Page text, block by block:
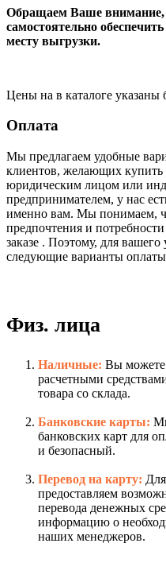
Обращаем Ваше внимание,
самостоятельно
месту выгрузки.
Цены на в каталоге указаны
Оплата
Мы предлагаем удобные
клиентов, желающих
юридическим лицом или
предпринимателем, у нас
именно вам. Мы понимаем,
предпочтения и
заказе . Поэтому, для
следующие варианты
Физ. лица
Наличные: Вы можете
расчетными
товара со склада.
Банковские карты:
банковских карт для
и безопасный.
Перевод на карту:
предоставляем
перевода денежных
информацию о
наших менеджеров.